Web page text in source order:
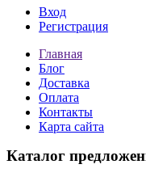
Вход
Регистрация
Главная
Блог
Доставка
Оплата
Контакты
Карта сайта
Каталог